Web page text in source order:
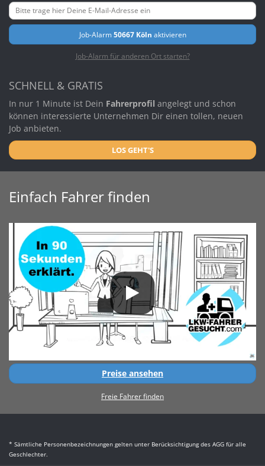
Job-Alarm50667 Köln aktivieren
Job-Alarm für anderen Ort starten?
SCHNELL & GRATIS
In nur 1 Minute ist Dein Fahrerprofil angelegt und schon
können interessierte Unternehmen Dir einen tollen, neuen
Job anbieten.
LOS GEHT'S
Einfach Fahrer finden
Preise ansehen
Freie Fahrer finden
* Sämtliche Personenbezeichnungen gelten unter Berücksichtigung des AGG für alle
Geschlechter.